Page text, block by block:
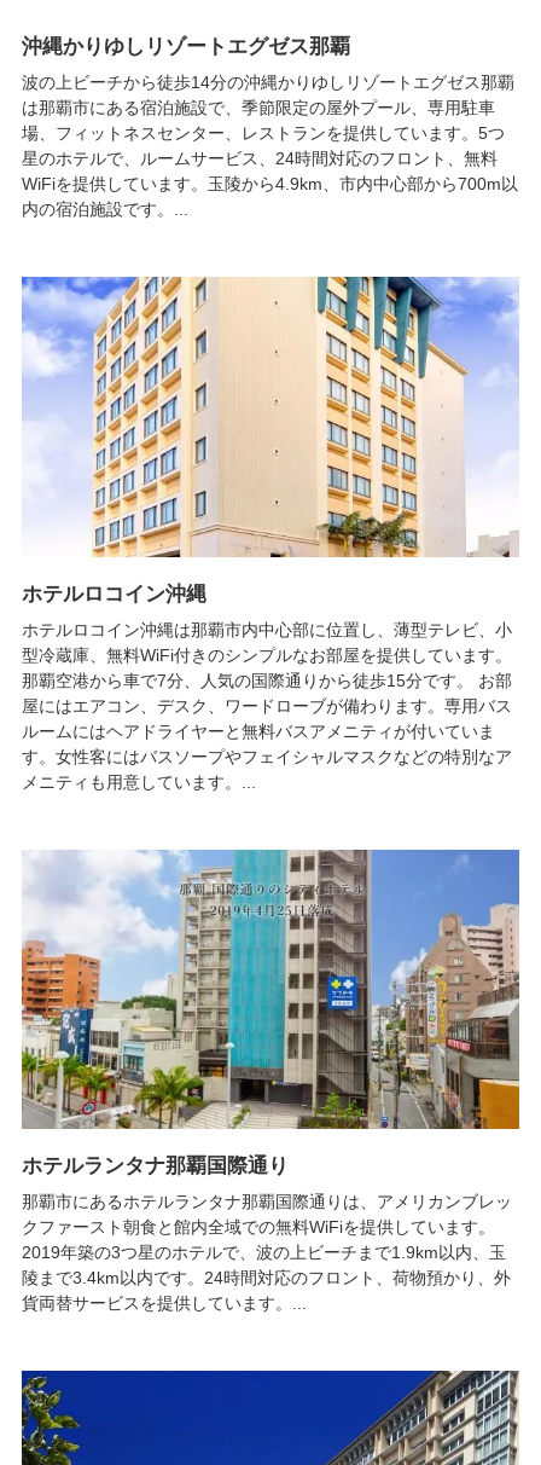
沖縄かりゆしリゾートエグゼス那覇
波の上ビーチから徒歩14分の沖縄かりゆしリゾートエグゼス那覇
は那覇市にある宿泊施設で、季節限定の屋外プール、専用駐車
場、フィットネスセンター、レストランを提供しています。5つ
星のホテルで、ルームサービス、24時間対応のフロント、無料
WiFiを提供しています。玉陵から4.9km、市内中心部から700m以
内の宿泊施設です。...
ホテルロコイン沖縄
ホテルロコイン沖縄は那覇市内中心部に位置し、薄型テレビ、小
型冷蔵庫、無料WiFi付きのシンプルなお部屋を提供しています。
那覇空港から車で7分、人気の国際通りから徒歩15分です。 お部
屋にはエアコン、デスク、ワードローブが備わります。専用バス
ルームにはヘアドライヤーと無料バスアメニティが付いていま
す。女性客にはバスソープやフェイシャルマスクなどの特別なア
メニティも用意しています。...
ホテルランタナ那覇国際通り
那覇市にあるホテルランタナ那覇国際通りは、アメリカンブレッ
クファースト朝食と館内全域での無料WiFiを提供しています。
2019年築の3つ星のホテルで、波の上ビーチまで1.9km以内、玉
陵まで3.4km以内です。24時間対応のフロント、荷物預かり、外
貨両替サービスを提供しています。...